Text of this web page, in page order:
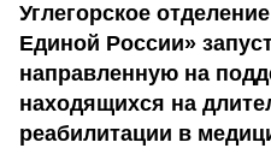
Углегорское
Единой России»
направленную на
находящихся на
реабилитации в